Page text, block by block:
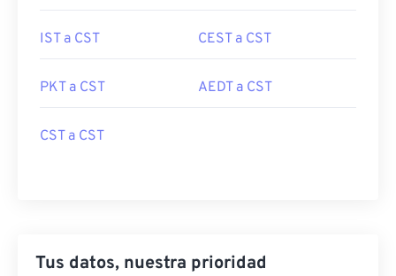
IST a CST CEST a CST
PKT a CST AEDT a CST
CST a CST
Tus datos, nuestra prioridad